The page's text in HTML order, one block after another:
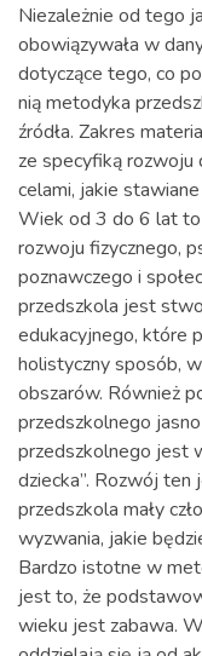
Niezależnie od tego
obowiązywała w
dotyczące tego, co
nią metodyka
źródła. Zakres
ze specyfiką rozwoju
celami, jakie
Wiek od 3 do 6 lat to
rozwoju fizycznego,
poznawczego i
przedszkola jest
edukacyjnego, które
holistyczny sposób,
obszarów. Również
przedszkolnego
przedszkolnego jest
dziecka”. Rozwój ten
przedszkola mały
wyzwania, jakie
Bardzo istotne w
jest to, że
wieku jest zabawa.